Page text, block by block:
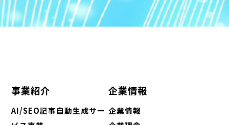
事業紹介
AI/SEO記事自動生成サー
企業情報
企業情報